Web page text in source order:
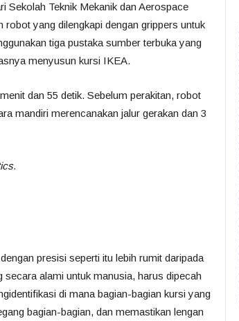
Sekolah Teknik Mekanik dan Aerospace
yang dilengkapi dengan grippers untuk
tiga pustaka sumber terbuka yang
menyusun kursi IKEA.
dan 55 detik. Sebelum perakitan, robot
mandiri merencanakan jalur gerakan dan 3
presisi seperti itu lebih rumit daripada
alami untuk manusia, harus dipecah
di mana bagian-bagian kursi yang
bagian-bagian, dan memastikan lengan